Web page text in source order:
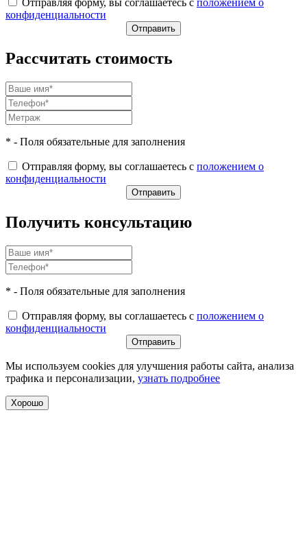
конфиденциальности
Рассчитать стоимость
* - Поля обязательные для заполнения
Отправляя форму, вы соглашаетесь с положением о
конфиденциальности
Получить консультацию
* - Поля обязательные для заполнения
Отправляя форму, вы соглашаетесь с положением о
конфиденциальности
Мы используем cookies для улучшения работы сайта, анализа
трафика и персонализации, узнать подробнее
Хорошо